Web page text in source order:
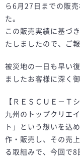
ら6月27日までの販
た。
この販売実績に基づ
たしましたので、ご
被災地の一日も早い
ましたお客様に深く
【ＲＥＳＣＵＥ－Ｔ
九州のトップクリエ
ト」という想いを込
作・販売し、その売
る取組みで、今回で8